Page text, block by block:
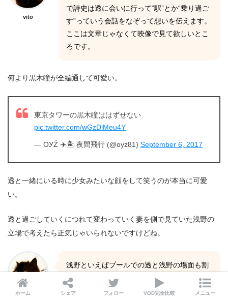
vito
で詩史は透に会いに行って“駅”とか“乗り過ご
す”っていう会話をなぞって想いを伝えます。
ここは文章じゃなくて映像で見て欲しいとこ
ろです。
何より黒木瞳が全編通して可愛い。
東京タワーの黒木瞳ははずせない
pic.twitter.com/wGzDlMeu4Y
— ОУŹ ✈️🏝 夜間飛行 (@oyz81) September 6, 2017
透と一緒にいる時に少女みたいな顔をして笑うのが本当に可愛
い。
透と過ごしていくにつれて変わっていく妻を側で見ていた浅野の
立場で考えたら正気じゃいられないですけどね。
浅野といえばプールでの透と浅野の場面も割
と好きだったりします。
ホーム シェア フォロー VOD完全比較 メニュー